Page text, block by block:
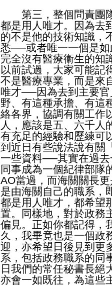
第三，整個問責團隊
都是用人唯才。因為去
的不是他的技術知識，
悉──或者唯一一個是
完全沒有醫療衞生的知
以前試過，大家可能記
不是醫療專業，而是來
唯才──因為去到主要
野、有這種承擔、有這
絡各界，協調有關工作
人，應該是五、六千人
有充足的經驗和歷練可
到近日有些說法說有關
一些資料──其實在過
同事成為一個紀律部隊
AO當過，而海關關長
是由海關自己的職系，
都是用人唯才，都希望
置。同樣地，對於政務
偏見。正如你都記得，
久，我畢竟也是一個政
迎，亦希望日後見到更
系，包括政務職系的同
日我們的常任秘書長絕
亦會一如既往，為這些